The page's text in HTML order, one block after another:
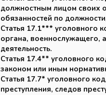
должностным лицом своих
обязанностей по
Статья 17.1*** уголовного
органа, военнослужащего,
деятельность.
Статья 17.4** уголовного
законом или иным
Статья 17.7* уголовного
преступления, следов